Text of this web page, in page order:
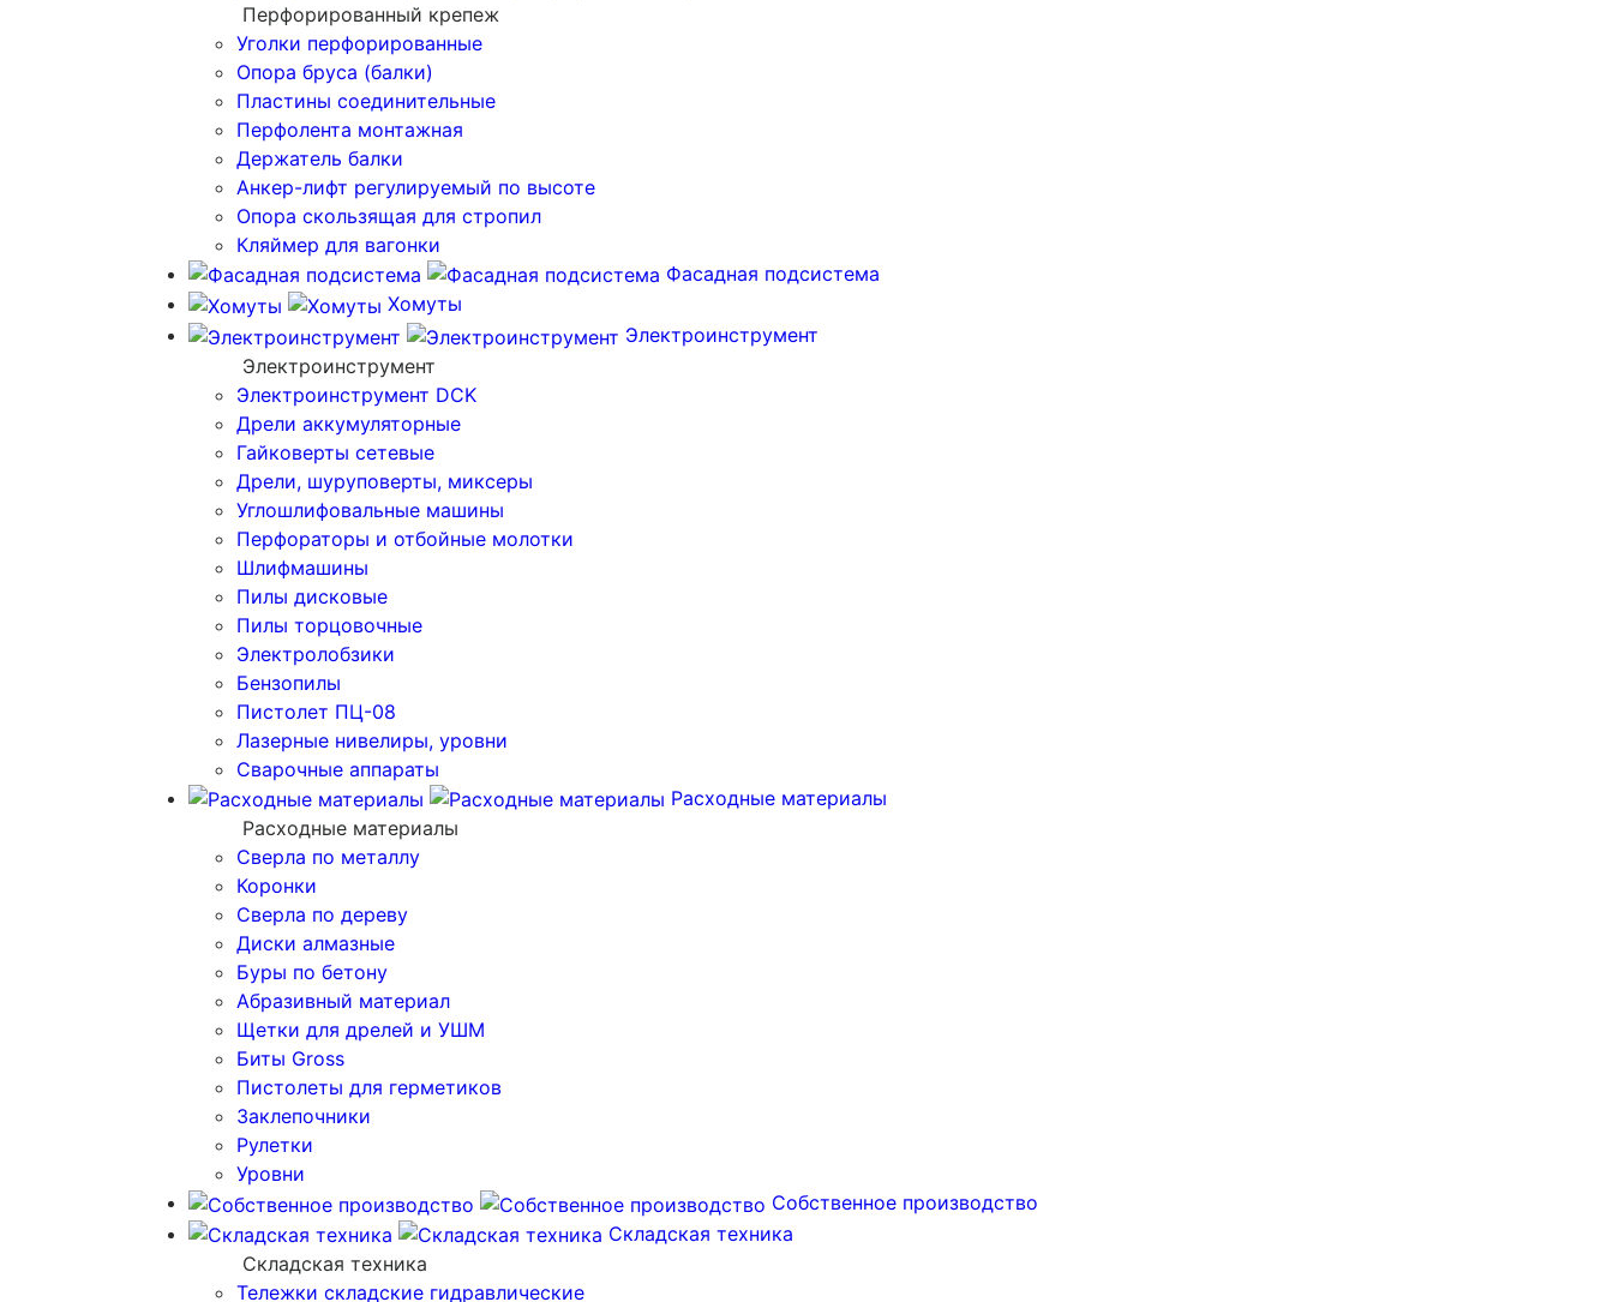
Перфорированный крепеж
Уголки перфорированные
Опора бруса (балки)
Пластины соединительные
Перфолента монтажная
Держатель балки
Анкер-лифт регулируемый по высоте
Опора скользящая для стропил
Кляймер для вагонки
Фасадная подсистема
Хомуты
Электроинструмент
Электроинструмент
Электроинструмент DCK
Дрели аккумуляторные
Гайковерты сетевые
Дрели, шуруповерты, миксеры
Углошлифовальные машины
Перфораторы и отбойные молотки
Шлифмашины
Пилы дисковые
Пилы торцовочные
Электролобзики
Бензопилы
Пистолет ПЦ-08
Лазерные нивелиры, уровни
Сварочные аппараты
Расходные материалы
Расходные материалы
Сверла по металлу
Коронки
Сверла по дереву
Диски алмазные
Буры по бетону
Абразивный материал
Щетки для дрелей и УШМ
Биты Gross
Пистолеты для герметиков
Заклепочники
Рулетки
Уровни
Собственное производство
Складская техника
Складская техника
Тележки складские гидравлические